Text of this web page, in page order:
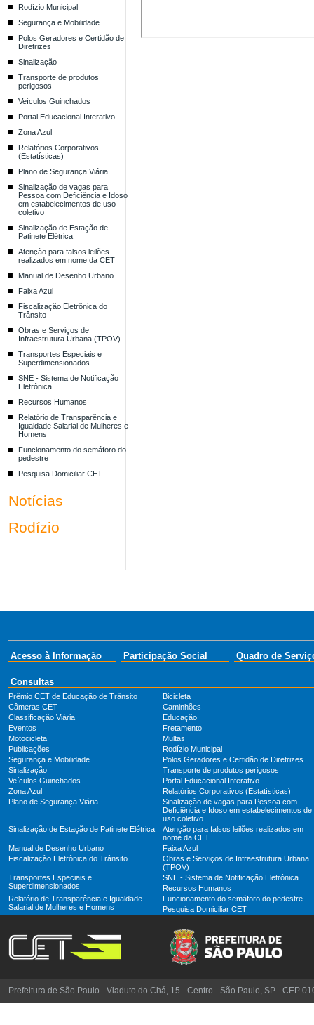
Rodízio Municipal
Segurança e Mobilidade
Polos Geradores e Certidão de
Diretrizes
Sinalização
Transporte de produtos
perigosos
Veículos Guinchados
Portal Educacional Interativo
Zona Azul
Relatórios Corporativos
(Estatísticas)
Plano de Segurança Viária
Sinalização de vagas para
Pessoa com Deficiência e Idoso
em estabelecimentos de uso
coletivo
Sinalização de Estação de
Patinete Elétrica
Atenção para falsos leilões
realizados em nome da CET
Manual de Desenho Urbano
Faixa Azul
Fiscalização Eletrônica do
Trânsito
Obras e Serviços de
Infraestrutura Urbana (TPOV)
Transportes Especiais e
Superdimensionados
SNE - Sistema de Notificação
Eletrônica
Recursos Humanos
Relatório de Transparência e
Igualdade Salarial de Mulheres e
Homens
Funcionamento do semáforo do
pedestre
Pesquisa Domiciliar CET
Notícias
Rodízio
Acesso à Informação Participação Social Quadro de
Consultas
Prêmio CET de Educação de Trânsito
Bicicleta
Câmeras CET
Caminhões
Classificação Viária
Educação
Eventos
Fretamento
Motocicleta
Multas
Publicações
Rodízio Municipal
Segurança e Mobilidade
Polos Geradores e Certidão de Diretrizes
Sinalização
Transporte de produtos perigosos
Veículos Guinchados
Portal Educacional Interativo
Zona Azul
Relatórios Corporativos (Estatísticas)
Plano de Segurança Viária
Sinalização de vagas para Pessoa com
Deficiência e Idoso em estabelecimentos de
uso coletivo
Sinalização de Estação de Patinete Elétrica
Atenção para falsos leilões realizados em
nome da CET
Manual de Desenho Urbano
Faixa Azul
Fiscalização Eletrônica do Trânsito
Obras e Serviços de Infraestrutura Urbana
(TPOV)
Transportes Especiais e
Superdimensionados
SNE - Sistema de Notificação Eletrônica
Recursos Humanos
Relatório de Transparência e Igualdade
Salarial de Mulheres e Homens
Funcionamento do semáforo do pedestre
Pesquisa Domiciliar CET
Prefeitura de São Paulo - Viaduto do Chá, 15 - Centro - São Paulo, SP - CEP